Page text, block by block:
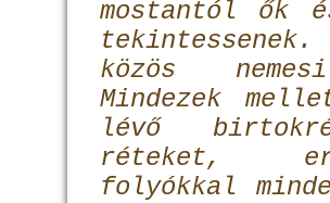
mostantól ők
közös
Mindezek
lévő
réteket,
folyókkal